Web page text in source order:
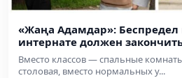
«Жаңа Адамдар»:
интернате должен
Вместо классов — спальные
столовая, вместо нормальных у...